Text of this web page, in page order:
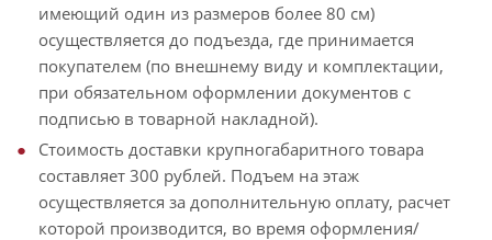
имеющий один из размеров более 80 см)
осуществляется до подъезда, где принимается
покупателем (по внешнему виду и комплектации,
при обязательном оформлении документов с
подписью в товарной накладной).
Стоимость доставки крупногабаритного товара
составляет 300 рублей. Подъем на этаж
осуществляется за дополнительную оплату, расчет
которой производится, во время оформления/